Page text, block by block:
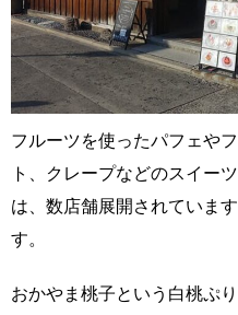
フルーツを使ったパフェや
ト、クレープなどのスイー
は、数店舗展開されていま
す。
おかやま桃子という白桃ぷ